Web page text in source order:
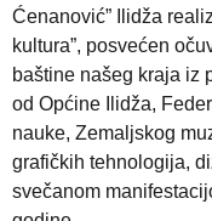
Ćenanović” Ilidža
kultura”, posvećen
baštine našeg kraja iz
od Općine Ilidža,
nauke, Zemaljskog
grafičkih tehnologija,
svečanom